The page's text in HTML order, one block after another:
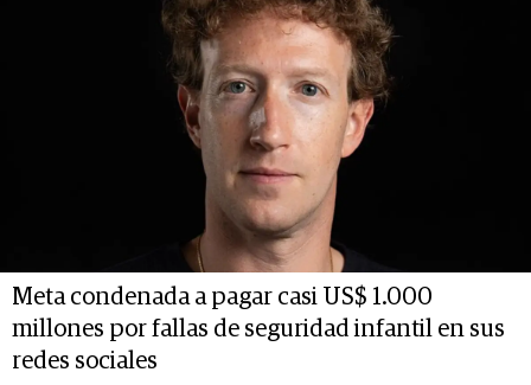
Meta condenada a pagar casi US$ 1.000
millones por fallas de seguridad infantil en sus
redes sociales